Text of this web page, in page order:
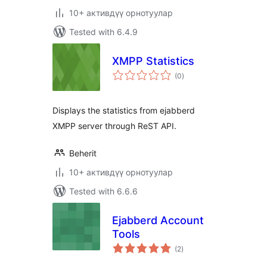
10+ активдүү орнотуулар
Tested with 6.4.9
XMPP Statistics
(0total
ratings
)
Displays the statistics from ejabberd
XMPP server through ReST API.
Beherit
10+ активдүү орнотуулар
Tested with 6.6.6
Ejabberd Account
Tools
(2total
ratings
)